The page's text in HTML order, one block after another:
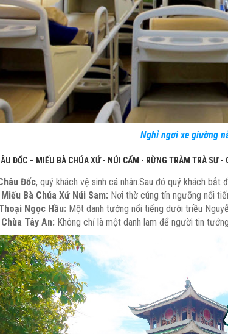
Nghỉ ngơi xe giường
ĐỐC – MIẾU BÀ CHÚA XỨ - NÚI CẤM - RỪNG TRÀM TRÀ SƯ
Đốc, quý khách vệ sinh cá nhân.Sau đó quý khách bắt
Bà Chúa Xứ Núi Sam: Nơi thờ cúng tín ngưỡng nổi
Ngọc Hầu: Một danh tướng nổi tiếng dưới triều
Tây An: Không chỉ là một danh lam để người tin